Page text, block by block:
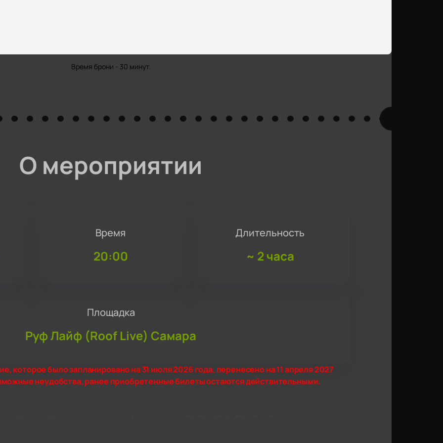
Время брони - 30 минут.
О мероприятии
Время
20:00
Длительность
~ 2 часа
Площадка
Руф Лайф (Roof Live) Самара
которое было запланировано на 31 июля 2026 года, перенесено на 11 апреля 2027
неудобства, ранее приобретенные билеты остаются действительными.
встречаются под открытым небом.